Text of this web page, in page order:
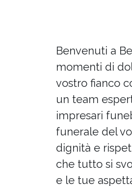
Benvenuti a
momenti di
vostro fianco
un team
impresari
funerale del
dignità e
che tutto si
e le tue